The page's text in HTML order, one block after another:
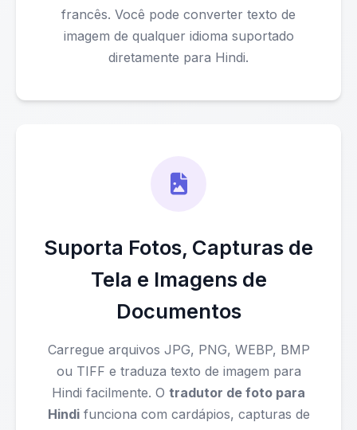
francês. Você pode converter texto de
imagem de qualquer idioma suportado
diretamente para Hindi.
Suporta Fotos, Capturas de
Tela e Imagens de
Documentos
Carregue arquivos JPG, PNG, WEBP, BMP
ou TIFF e traduza texto de imagem para
Hindi facilmente. O tradutor de foto para
Hindifunciona com cardápios, capturas de